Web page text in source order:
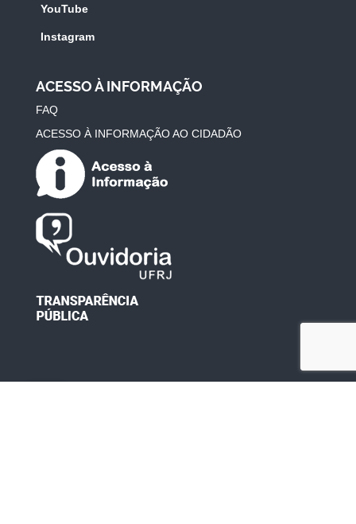
YouTube
Instagram
ACESSO À INFORMAÇÃO
FAQ
ACESSO À INFORMAÇÃO AO CIDADÃO